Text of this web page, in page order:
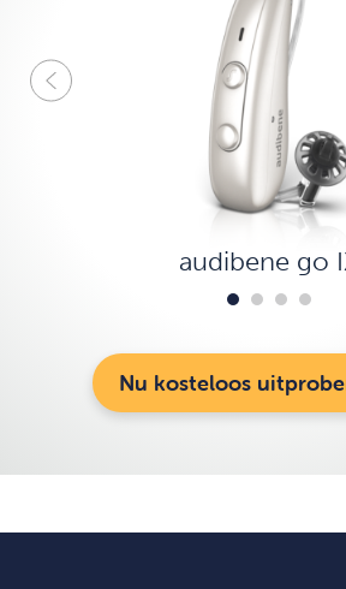
audibene go
Nu kosteloos